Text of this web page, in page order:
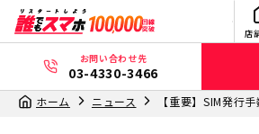
店
お問い合わせ先
03-4330-3466
ホーム ニュース 【重要】SIM発行